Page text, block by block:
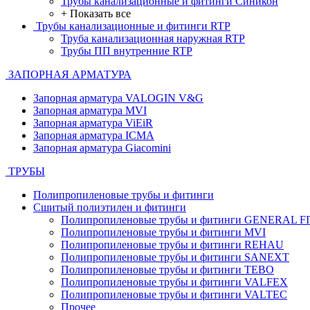
+ Показать все
Трубы канализационные и фитинги RTP
Труба канализационная наружная RTP
Трубы ПП внутренние RTP
ЗАПОРНАЯ АРМАТУРА
Запорная арматура VALOGIN V&G
Запорная арматура MVI
Запорная арматура ViEiR
Запорная арматура ICMA
Запорная арматура Giacomini
ТРУБЫ
Полипропиленовые трубы и фитинги
Сшитый полиэтилен и фитинги
Полипропиленовые трубы и фитинги GENERAL
Полипропиленовые трубы и фитинги MVI
Полипропиленовые трубы и фитинги REHAU
Полипропиленовые трубы и фитинги SANEXT
Полипропиленовые трубы и фитинги TEBO
Полипропиленовые трубы и фитинги VALFEX
Полипропиленовые трубы и фитинги VALTEC
Прочее